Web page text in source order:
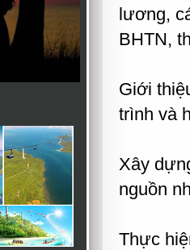
lương,
BHTN,
Giới
trình và
Xây
nguồn
Thực